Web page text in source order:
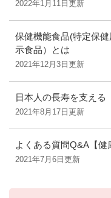
2022年1月11日更新
保健機能食品(特定保
示食品）とは
2021年12月3日更新
日本人の長寿を支える
2021年8月17日更新
よくある質問Q&A【健
2021年7月6日更新